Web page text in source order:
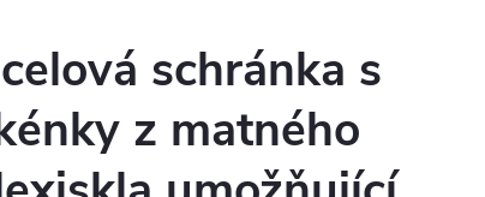
schránka s
z matného